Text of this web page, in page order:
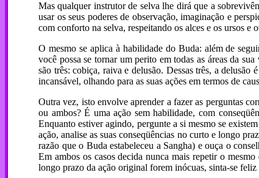
Mas qualquer instrutor de selva lhe dirá que a
usar os seus poderes de observação, imaginação e
com conforto na selva, respeitando os alces e os ursos e
O mesmo se aplica à habilidade do Buda: além de
você possa se tornar um perito em todas as áreas da
são três: cobiça, raiva e delusão. Dessas três, a
incansável, olhando para as suas ações em termos de
Outra vez, isto envolve aprender a fazer as perguntas
ou ambos? É uma ação sem habilidade, com
Enquanto estiver agindo, pergunte a si mesmo se
ação, analise as suas conseqüências no curto e longo
razão que o Buda estabeleceu a Sangha) e ouça o
Em ambos os casos decida nunca mais repetir o
longo prazo da ação original forem inócuas, sinta-se